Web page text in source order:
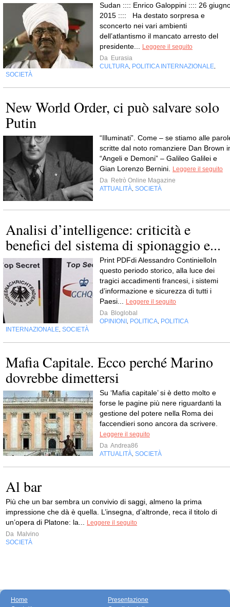
Sudan :::: Enrico Galoppini :::: 26
2015 :::: Ha destato sorpresa e
sconcerto nei vari ambienti
dell’atlantismo il mancato arresto del
presidente...
Leggere il seguito
Da Eurasia
CULTURA POLITICA INTERNAZIONALE
SOCIETÀ
New World Order, ci può salvare solo
Putin
“Illuminati”. Come – se stiamo alle
scritte dal noto romanziere Dan Brown
“Angeli e Demoni” – Galileo Galilei e
Gian Lorenzo Bernini.
Leggere il seguito
Da Retrò Online Magazine
ATTUALITÀ SOCIETÀ
Analisi d’intelligence: criticità e
benefici del sistema di spionaggio e...
Print PDFdi Alessandro ContinielloIn
questo periodo storico, alla luce dei
tragici accadimenti francesi, i sistemi
d’informazione e sicurezza di tutti i
Paesi...
Leggere il seguito
Da Bloglobal
OPINIONI
POLITICA POLITICA
INTERNAZIONALE SOCIETÀ
Mafia Capitale. Ecco perché Marino
dovrebbe dimettersi
Su ‘Mafia capitale’ si è detto molto e
forse le pagine più nere riguardanti la
gestione del potere nella Roma dei
faccendieri sono ancora da scrivere.
Leggere il seguito
Da Andrea86
ATTUALITÀ SOCIETÀ
Al bar
Più che un bar sembra un convivio di saggi, almeno la prima
impressione che dà è quella. L’insegna, d’altronde, reca il titolo di
un’opera di Platone: la...
Leggere il seguito
Da Malvino
SOCIETÀ
Home
Presentazione